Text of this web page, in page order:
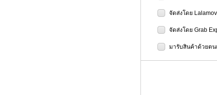
จัดส่งโดย
จัดส่งโดย Grab
มารับสินค้าด้วยตน